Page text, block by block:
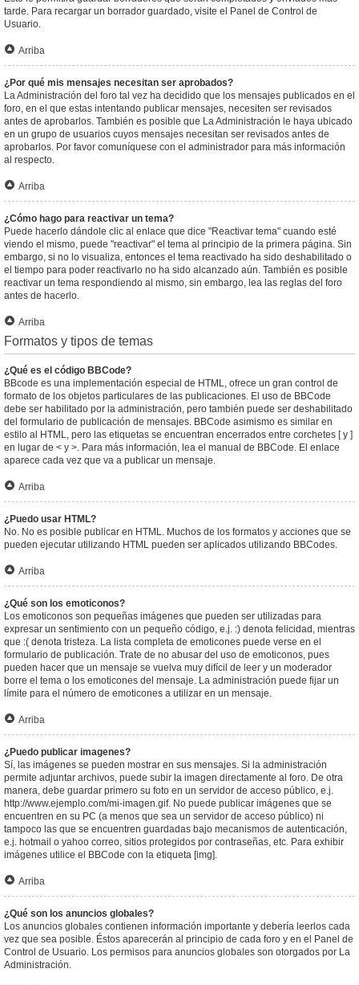
tarde. Para recargar un borrador guardado, visite el Panel de Control de
Usuario.
Arriba
¿Por qué mis mensajes necesitan ser aprobados?
La Administración del foro tal vez ha decidido que los mensajes publicados en el
foro, en el que estas intentando publicar mensajes, necesiten ser revisados
antes de aprobarlos. También es posible que La Administración le haya ubicado
en un grupo de usuarios cuyos mensajes necesitan ser revisados antes de
aprobarlos. Por favor comuníquese con el administrador para más información
al respecto.
Arriba
¿Cómo hago para reactivar un tema?
Puede hacerlo dándole clic al enlace que dice "Reactivar tema" cuando esté
viendo el mismo, puede "reactivar" el tema al principio de la primera página. Sin
embargo, si no lo visualiza, entonces el tema reactivado ha sido deshabilitado o
el tiempo para poder reactivarlo no ha sido alcanzado aún. También es posible
reactivar un tema respondiendo al mismo, sin embargo, lea las reglas del foro
antes de hacerlo.
Arriba
Formatos y tipos de temas
¿Qué es el código BBCode?
BBcode es una implementación especial de HTML, ofrece un gran control de
formato de los objetos particulares de las publicaciones. El uso de BBCode
debe ser habilitado por la administración, pero también puede ser deshabilitado
del formulario de publicación de mensajes. BBCode asimismo es similar en
estilo al HTML, pero las etiquetas se encuentran encerrados entre corchetes [ y ]
en lugar de < y >. Para más información, lea el manual de BBCode. El enlace
aparece cada vez que va a publicar un mensaje.
Arriba
¿Puedo usar HTML?
No. No es posible publicar en HTML. Muchos de los formatos y acciones que se
pueden ejecutar utilizando HTML pueden ser aplicados utilizando BBCodes.
Arriba
¿Qué son los emoticonos?
Los emoticonos son pequeñas imágenes que pueden ser utilizadas para
expresar un sentimiento con un pequeño código, e.j. :) denota felicidad, mientras
que :( denota tristeza. La lista completa de emoticones puede verse en el
formulario de publicación. Trate de no abusar del uso de emoticonos, pues
pueden hacer que un mensaje se vuelva muy difícil de leer y un moderador
borre el tema o los emoticones del mensaje. La administración puede fijar un
límite para el número de emoticones a utilizar en un mensaje.
Arriba
¿Puedo publicar imagenes?
Sí, las imágenes se pueden mostrar en sus mensajes. Si la administración
permite adjuntar archivos, puede subir la imagen directamente al foro. De otra
manera, debe guardar primero su foto en un servidor de acceso público, e.j.
http://www.ejemplo.com/mi-imagen.gif. No puede publicar imágenes que se
encuentren en su PC (a menos que sea un servidor de acceso público) ni
tampoco las que se encuentren guardadas bajo mecanismos de autenticación,
e.j. hotmail o yahoo correo, sitios protegidos por contraseñas, etc. Para exhibir
imágenes utilice el BBCode con la etiqueta [img].
Arriba
¿Qué son los anuncios globales?
Los anuncios globales contienen información importante y debería leerlos cada
vez que sea posible. Éstos aparecerán al principio de cada foro y en el Panel de
Control de Usuario. Los permisos para anuncios globales son otorgados por La
Administración.